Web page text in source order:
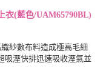
衣(藍色/UAM65790BL)
紗數布料造成極高毛細
吸溼快排迅速吸收溼氣並